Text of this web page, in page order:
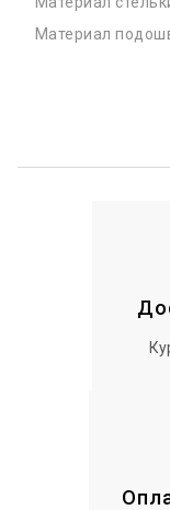
Материал